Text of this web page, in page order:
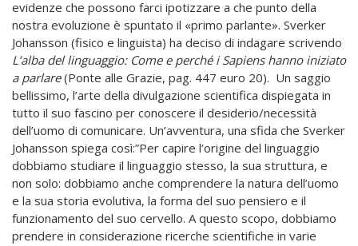
evidenze che possono farci ipotizzare a che punto della
nostra evoluzione è spuntato il «primo parlante». Sverker
Johansson (fisico e linguista) ha deciso di indagare scrivendo
L’alba del linguaggio: Come e perché i Sapiens hanno iniziato
a parlare(Ponte alle Grazie, pag. 447 euro 20). Un saggio
bellissimo, l’arte della divulgazione scientifica dispiegata in
tutto il suo fascino per conoscere il desiderio/necessità
dell’uomo di comunicare. Un’avventura, una sfida che Sverker
Johansson spiega così:”Per capire l’origine del linguaggio
dobbiamo studiare il linguaggio stesso, la sua struttura, e
non solo: dobbiamo anche comprendere la natura dell’uomo
e la sua storia evolutiva, la forma del suo pensiero e il
funzionamento del suo cervello. A questo scopo, dobbiamo
prendere in considerazione ricerche scientifiche in varie